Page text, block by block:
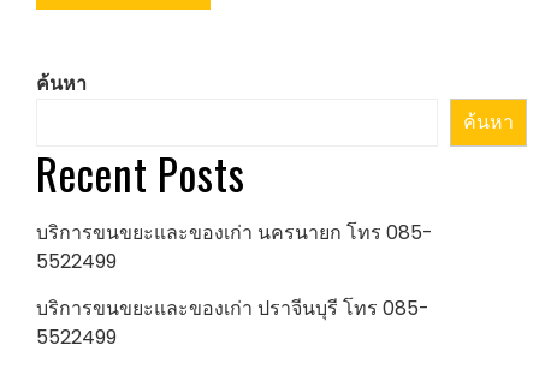
ค้นหา
ค้นหา
Recent Posts
บริการขนขยะและของเก่า นครนายก โทร 085-
5522499
บริการขนขยะและของเก่า ปราจีนบุรี โทร 085-
5522499